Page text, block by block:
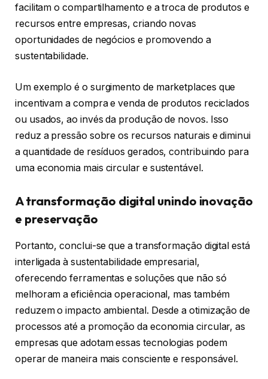
facilitam o compartilhamento e a troca de produtos e
recursos entre empresas, criando novas
oportunidades de negócios e promovendo a
sustentabilidade.
Um exemplo é o surgimento de marketplaces que
incentivam a compra e venda de produtos reciclados
ou usados, ao invés da produção de novos. Isso
reduz a pressão sobre os recursos naturais e diminui
a quantidade de resíduos gerados, contribuindo para
uma economia mais circular e sustentável.
A transformação digital unindo inovação
e preservação
Portanto, conclui-se que a transformação digital está
interligada à sustentabilidade empresarial,
oferecendo ferramentas e soluções que não só
melhoram a eficiência operacional, mas também
reduzem o impacto ambiental. Desde a otimização de
processos até a promoção da economia circular, as
empresas que adotam essas tecnologias podem
operar de maneira mais consciente e responsável.